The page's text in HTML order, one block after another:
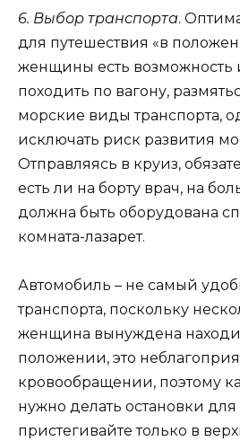
6. Выбор транспорта.
для путешествия «в
женщины есть возможность
походить по вагону,
морские виды транспорта,
исключать риск развития
Отправляясь в круиз,
есть ли на борту врач, на
должна быть оборудована
комната-лазарет.
Автомобиль – не самый
транспорта, поскольку
женщина вынуждена
положении, это
кровообращении, поэтому
нужно делать остановки
пристегивайте только в